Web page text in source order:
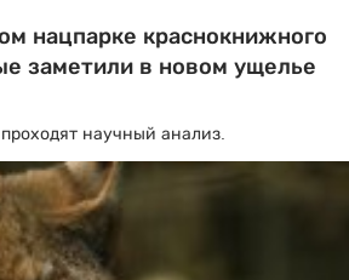
нацпарке краснокнижного
заметили в новом ущелье
научный анализ.